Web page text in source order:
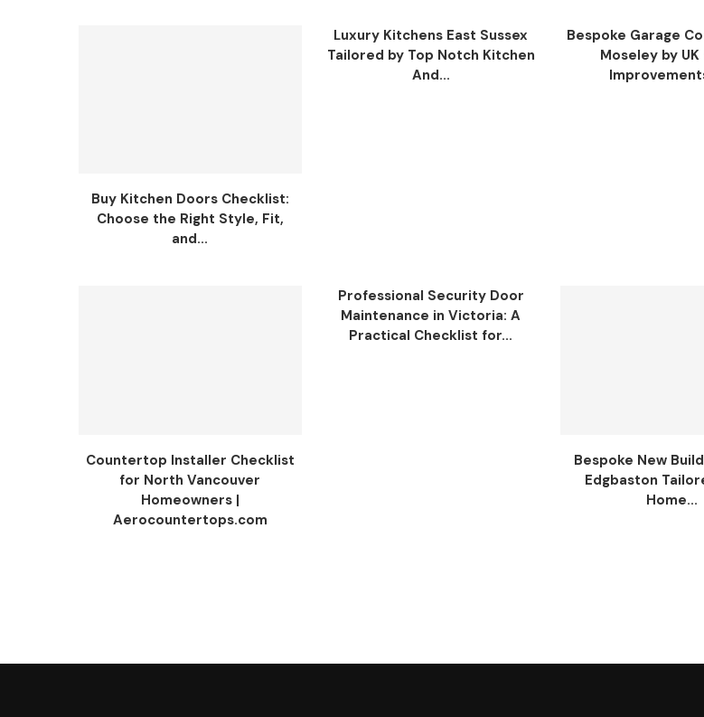
Buy Kitchen Doors Checklist:
Choose the Right Style, Fit,
and...
Luxury Kitchens East Sussex
Tailored by Top Notch Kitchen
And...
Bespoke Garage
Moseley by UK
Countertop Installer Checklist
for North Vancouver
Homeowners |
Aerocountertops.com
Professional Security Door
Maintenance in Victoria: A
Practical Checklist for...
Bespoke New
Edgbaston
Home...